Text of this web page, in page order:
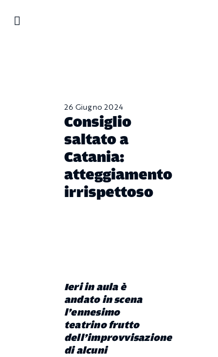
26 Giugno 2024
Consiglio
saltato a
Catania:
atteggiamento
irrispettoso
Ieri in aula è
andato in scena
l’ennesimo
teatrino frutto
dell’improvvisazione
di alcuni